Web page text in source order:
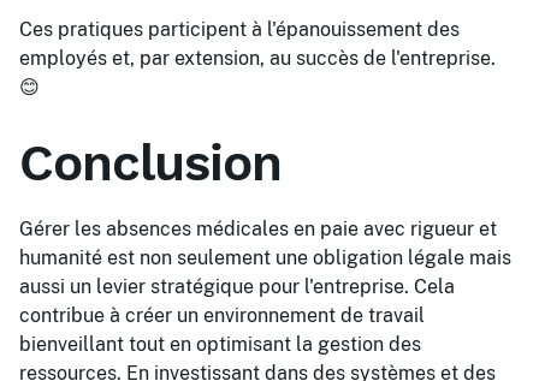
Ces pratiques participent à l'épanouissement des
employés et, par extension, au succès de l'entreprise.
😊
Conclusion
Gérer les absences médicales en paie avec rigueur et
humanité est non seulement une obligation légale mais
aussi un levier stratégique pour l'entreprise. Cela
contribue à créer un environnement de travail
bienveillant tout en optimisant la gestion des
ressources. En investissant dans des systèmes et des